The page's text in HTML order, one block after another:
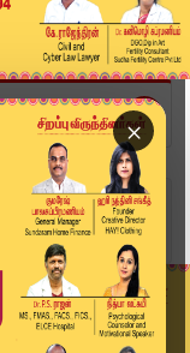
×
முக்கிய ...